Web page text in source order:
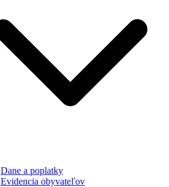
Dane a poplatky
Evidencia obyvateľov